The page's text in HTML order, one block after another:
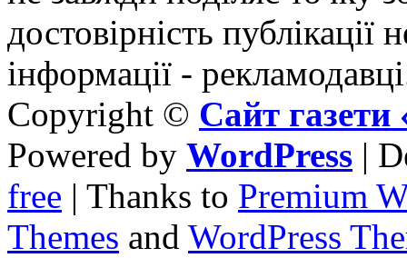
достовірність публікації
інформації -
Copyright © Сайт
Powered by WordPress |
free | Thanks to Premium
Themes and WordPress